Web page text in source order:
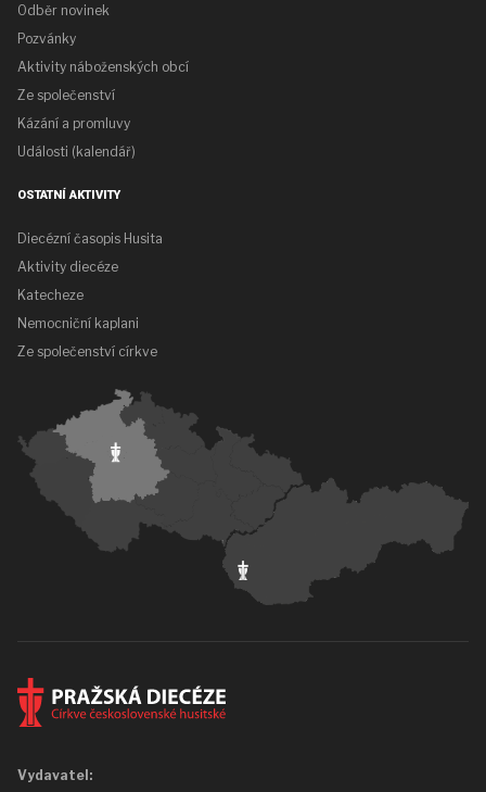
Odběr novinek
Pozvánky
Aktivity náboženských obcí
Ze společenství
Kázání a promluvy
Události (kalendář)
OSTATNÍ AKTIVITY
Diecézní časopis Husita
Aktivity diecéze
Katecheze
Nemocniční kaplani
Ze společenství církve
Vydavatel: